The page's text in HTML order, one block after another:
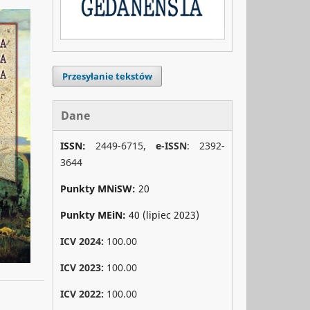
Przesyłanie tekstów
Dane
ISSN: 2449-6715, e-ISSN: 2392-
3644
Punkty MNiSW: 20
Punkty MEiN: 40 (lipiec 2023)
ICV 2024: 100.00
ICV 2023: 100.00
ICV 2022: 100.00